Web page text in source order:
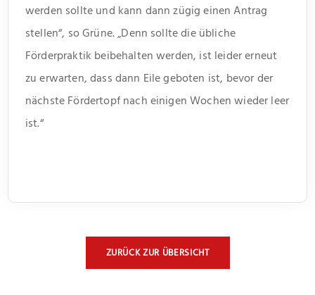
werden sollte und kann dann zügig einen Antrag
stellen“, so Grüne. „Denn sollte die übliche
Förderpraktik beibehalten werden, ist leider erneut
zu erwarten, dass dann Eile geboten ist, bevor der
nächste Fördertopf nach einigen Wochen wieder leer
ist.“
ZURÜCK ZUR ÜBERSICHT